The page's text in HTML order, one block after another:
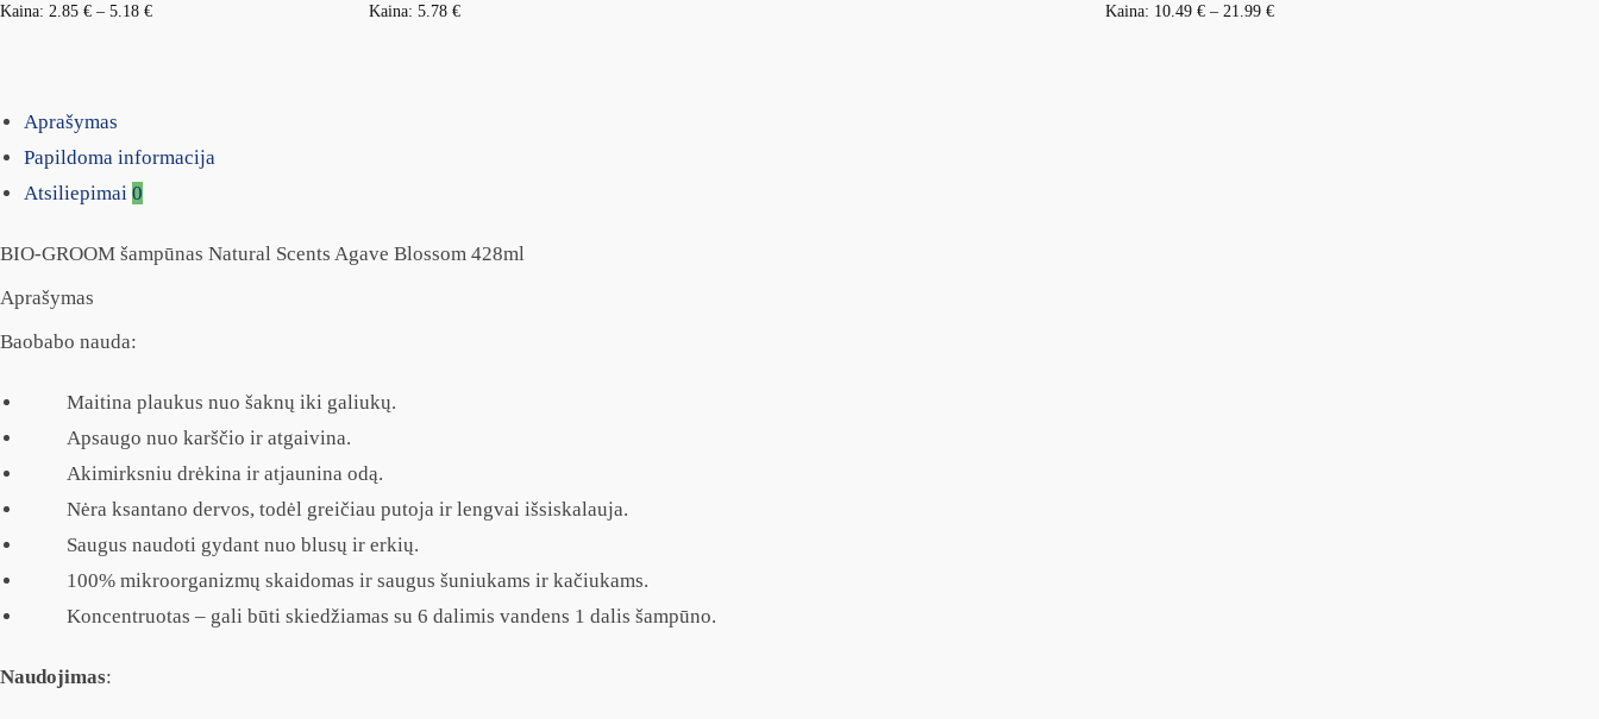
Kaina: 2.85 € – 5.18 € Kaina: 5.78 € Kaina: 10.49€ – 21.99€
Aprašymas
Papildoma informacija
Atsiliepimai 0
BIO-GROOM šampūnas Natural Scents Agave Blossom 428ml
Aprašymas
Baobabo nauda:
Maitina plaukus nuo šaknų iki galiukų.
Apsaugo nuo karščio ir atgaivina.
Akimirksniu drėkina ir atjaunina odą.
Nėra ksantano dervos, todėl greičiau putoja ir lengvai išsiskalauja.
Saugus naudoti gydant nuo blusų ir erkių.
100% mikroorganizmų skaidomas ir saugus šuniukams ir kačiukams.
Koncentruotas – gali būti skiedžiamas su 6 dalimis vandens 1 dalis šampūno.
Naudojimas: